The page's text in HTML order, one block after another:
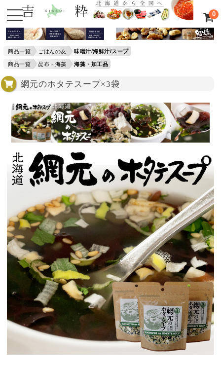
0
商品一覧 ごはんの友 味噌汁/海鮮汁/スープ
商品一覧 昆布・海藻 海藻・加工品
網元のホタテスープ×3袋